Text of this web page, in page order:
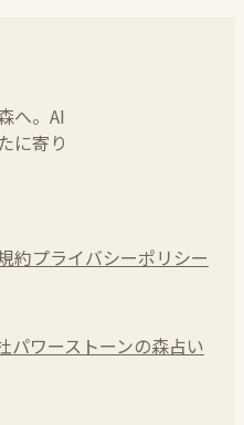
へ。AI
に寄り
約プライバシーポリシー
パワーストーンの森占い